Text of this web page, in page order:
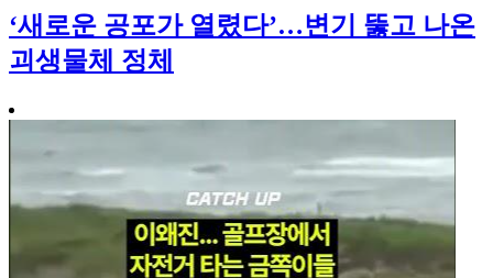
‘새로운 공포가 열렸다’…변기 뚫고 나온
괴생물체 정체